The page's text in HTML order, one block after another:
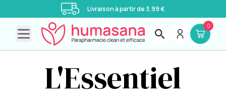
Livraison à partir de 3,99 €
Open main menu
0
L'Essentiel